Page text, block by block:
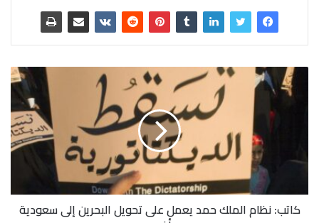
كاتب: نظام الملك حمد يعمل على تحويل البحرين إلى سعودية